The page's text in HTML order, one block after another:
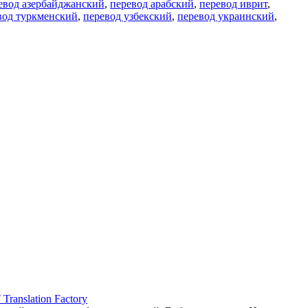
азербайджанский, перевод арабский, перевод иврит,
туркменский, перевод узбекский, перевод украинский,
Factory